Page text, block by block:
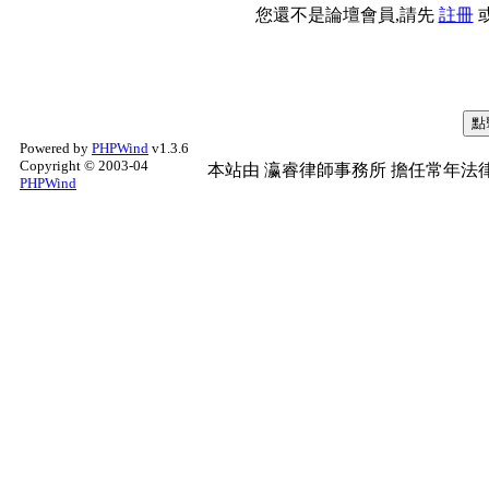
您還不是論壇會員,請先 註冊
Powered by PHPWind v1.3.6
Copyright © 2003-04
PHPWind
本站由 瀛睿律師事務所 擔任常年法